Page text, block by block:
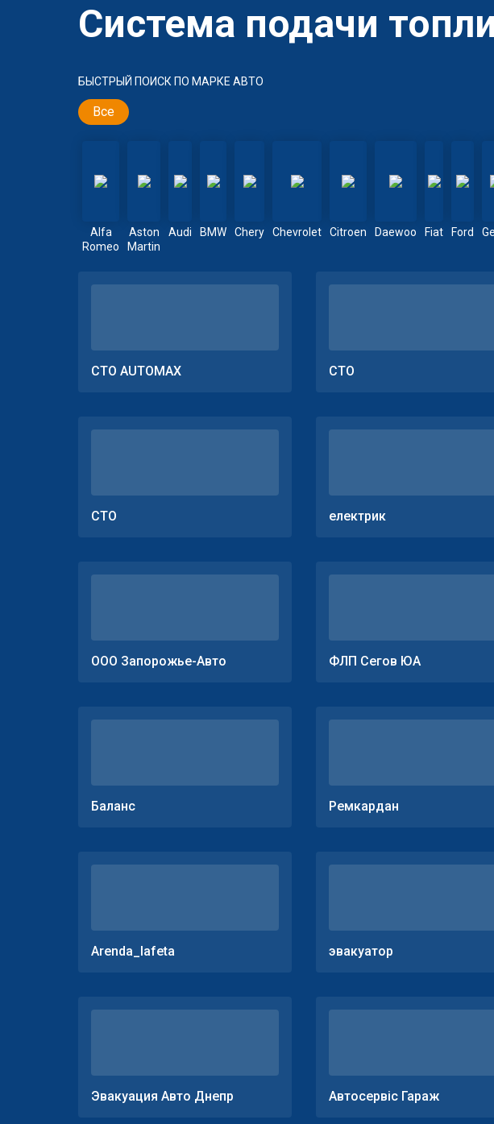
Система подачи
БЫСТРЫЙ ПОИСК ПО МАРКЕ АВТО
Все
Alfa
Romeo
Aston
Martin
Audi BMW Chery Chevrolet Citroen Daewoo Fiat Ford
СТО AUTOMAX СТО
СТО електрик
ООО Запорожье-Авто ФЛП Сегов ЮА
Баланс Ремкардан
Arenda_lafeta эвакуатор
Эвакуация Авто Днепр Автосервіс Гараж